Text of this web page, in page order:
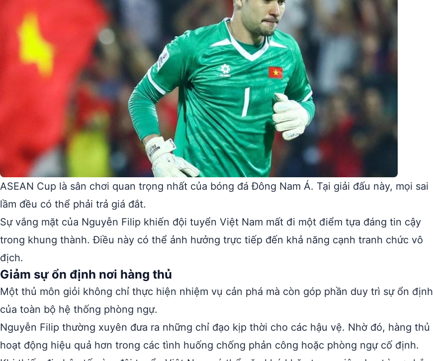
ASEAN Cup là sân chơi quan trọng nhất của bóng đá Đông Nam Á. Tại giải đấu này, mọi sai
lầm đều có thể phải trả giá đắt.
Sự vắng mặt của Nguyễn Filip khiến đội tuyển Việt Nam mất đi một điểm tựa đáng tin cậy
trong khung thành. Điều này có thể ảnh hưởng trực tiếp đến khả năng cạnh tranh chức vô
địch.
Giảm sự ổn định nơi hàng thủ
Một thủ môn giỏi không chỉ thực hiện nhiệm vụ cản phá mà còn góp phần duy trì sự ổn định
của toàn bộ hệ thống phòng ngự.
Nguyễn Filip thường xuyên đưa ra những chỉ đạo kịp thời cho các hậu vệ. Nhờ đó, hàng thủ
hoạt động hiệu quả hơn trong các tình huống chống phản công hoặc phòng ngự cố định.